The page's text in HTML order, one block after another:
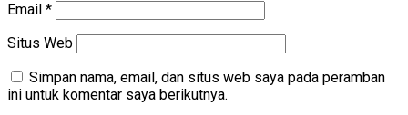
Email *
Situs Web
Simpan nama, email, dan situs web saya pada peramban
ini untuk komentar saya berikutnya.